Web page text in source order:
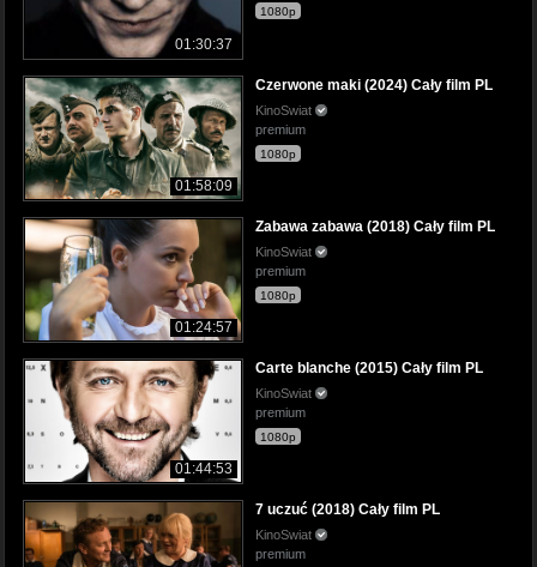
01:30:37
1080p
01:58:09
Czerwone maki (2024) Cały film PL
KinoSwiat
premium
1080p
01:24:57
Zabawa zabawa (2018) Cały film PL
KinoSwiat
premium
1080p
01:44:53
Carte blanche (2015) Cały film PL
KinoSwiat
premium
1080p
7 uczuć (2018) Cały film PL
KinoSwiat
premium